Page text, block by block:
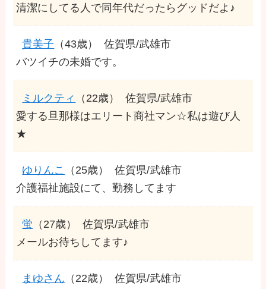
清潔にしてる人で同年代だったらグッドだよ♪
貴美子 （43歳）
佐賀県/武雄市
バツイチの未婚です。
ミルクティ （22歳）
佐賀県/武雄市
愛する旦那様はエリート商社マン☆私は遊び人
★
ゆりんこ （25歳）
佐賀県/武雄市
介護福祉施設にて、勤務してます
蛍 （27歳）
佐賀県/武雄市
メールお待ちしてます♪
まゆさん （22歳）
佐賀県/武雄市